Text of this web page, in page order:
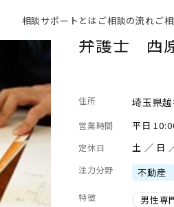
相談サポートとは ご相談の流れご
弁護士 西
住所 埼玉県
営業時間 平日
定休日 土 ／ 日
注力分野 不動産
特徴 男性専